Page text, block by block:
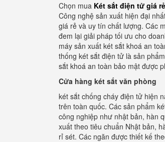
Chọn mua Két sắt điện tử giá
Công nghệ sản xuất hiện đại
giá rẻ và uy tín chất lượng. Các
đem lại giải pháp tối ưu cho
máy sản xuất két sắt khoá an
thống két sắt điện tử là sản
sắt khoá an toàn bảo mật được
Cửa hàng két sắt văn phòng
két sắt chống cháy điện tử hiện
trên toàn quốc. Các sản phẩm
công nghiệp như nhật bản, hàn
xuất theo tiêu chuẩn Nhật bản,
rỉ sét. Các ngăn được thiết kế